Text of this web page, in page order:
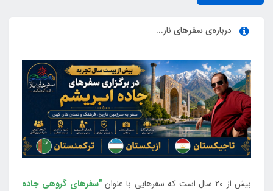
درباره‌ی سفرهای ناز...
بیش از 20 سال است که سفرهایی با عنوان
"سفرهای گروهی جاده